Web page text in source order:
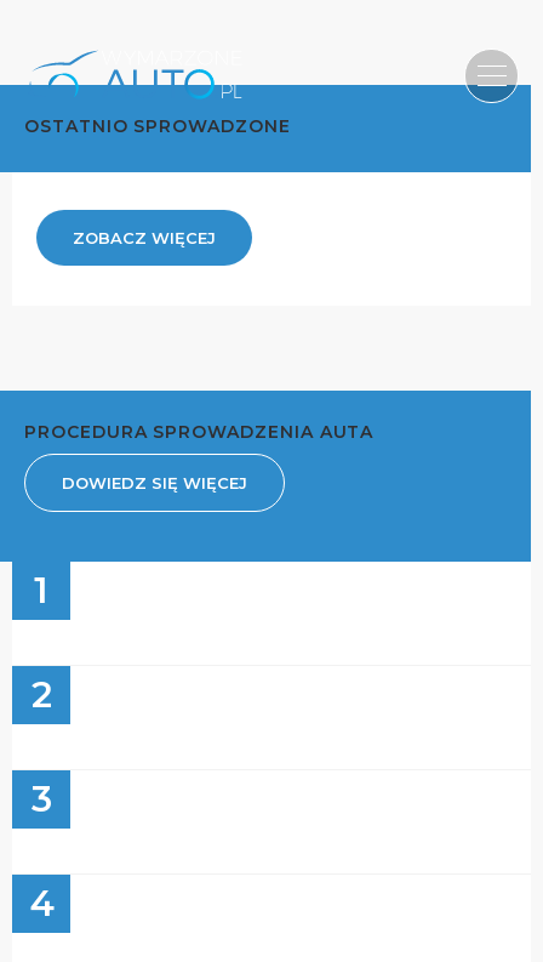
OSTATNIO SPROWADZONE
ZOBACZ WIĘCEJ
PROCEDURA SPROWADZENIA AUTA
DOWIEDZ SIĘ WIĘCEJ
1
2
3
4